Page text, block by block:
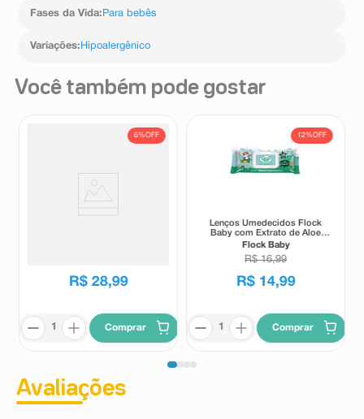
Fases da Vida: Para bebês
Variações: Hipoalergênico
Você também pode gostar
6%OFF
R$ 28,99
Comprar
12%OFF
Lenços Umedecidos Flock
Baby com Extrato de Aloe
Vera 100 Unidades
Flock Baby
R$ 16,99
R$ 14,99
Comprar
Avaliações